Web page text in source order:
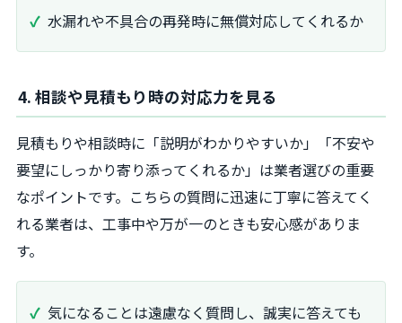
水漏れや不具合の再発時に無償対応してくれるか
4. 相談や見積もり時の対応力を見る
見積もりや相談時に「説明がわかりやすいか」「不安や
要望にしっかり寄り添ってくれるか」は業者選びの重要
なポイントです。こちらの質問に迅速に丁寧に答えてく
れる業者は、工事中や万が一のときも安心感がありま
す。
気になることは遠慮なく質問し、誠実に答えても